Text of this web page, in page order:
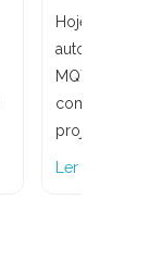
Hoje vamos
automação
MQTT, um
comunicação
projetos de
Ler mais →